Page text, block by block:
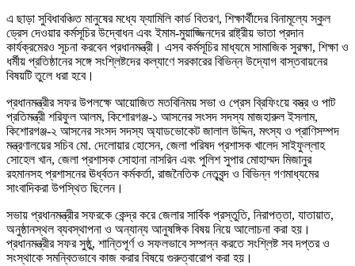
এ ছাড়া সুবিধাবঞ্চিত মানুষের মধ্যে ফ্যামিলি কার্ড বিতরণ, শিক্ষার্থীদের বিনামূল্যে স্কুল
ড্রেস দেওয়ার কর্মসূচির উদ্বোধন এবং ইমাম-মুয়াজ্জিনদের রাষ্ট্রীয় ভাতা প্রদান
কার্যক্রমেরও সূচনা করবেন প্রধানমন্ত্রী। এসব কর্মসূচির মাধ্যমে সামাজিক সুরক্ষা, শিক্ষা ও
ধর্মীয় প্রতিষ্ঠানের সঙ্গে সংশ্লিষ্টদের কল্যাণে সরকারের বিভিন্ন উদ্যোগ বাস্তবায়নের
বিষয়টি তুলে ধরা হবে।
প্রধানমন্ত্রীর সফর উপলক্ষে আয়োজিত মতবিনিময় সভা ও প্রেস ব্রিফিংয়ে বস্ত্র ও পাট
প্রতিমন্ত্রী শরিফুল আলম, কিশোরগঞ্জ-১ আসনের সংসদ সদস্য মাজহারুল ইসলাম,
কিশোরগঞ্জ-২ আসনের সংসদ সদস্য অ্যাডভোকেট জালাল উদ্দিন, মৎস্য ও প্রাণিসম্পদ
মন্ত্রণালয়ের সচিব মো. দেলোয়ার হোসেন, জেলা পরিষদ প্রশাসক খালেদ সাইফুল্লাহ
সোহেল খান, জেলা প্রশাসক সোহানা নাসরিন এবং পুলিশ সুপার মোহাম্মদ মিজানুর
রহমানসহ প্রশাসনের ঊর্ধ্বতন কর্মকর্তা, রাজনৈতিক নেতৃবৃন্দ ও বিভিন্ন গণমাধ্যমের
সাংবাদিকরা উপস্থিত ছিলেন।
সভায় প্রধানমন্ত্রীর সফরকে কেন্দ্র করে জেলার সার্বিক প্রস্তুতি, নিরাপত্তা, যাতায়াত,
অনুষ্ঠানস্থল ব্যবস্থাপনা ও অন্যান্য আনুষঙ্গিক বিষয় নিয়ে আলোচনা করা হয়।
প্রধানমন্ত্রীর সফর সুষ্ঠু, শান্তিপূর্ণ ও সফলভাবে সম্পন্ন করতে সংশ্লিষ্ট সব দপ্তর ও
সংস্থাকে সমন্বিতভাবে কাজ করার বিষয়ে গুরুত্বারোপ করা হয়।